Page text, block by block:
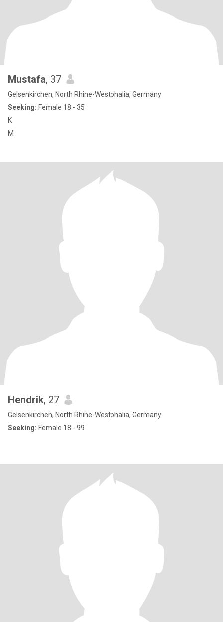
Mustafa, 37
Gelsenkirchen, North Rhine-Westphalia, Germany
Seeking: Female 18 - 35
K
M
Hendrik, 27
Gelsenkirchen, North Rhine-Westphalia, Germany
Seeking: Female 18 - 99